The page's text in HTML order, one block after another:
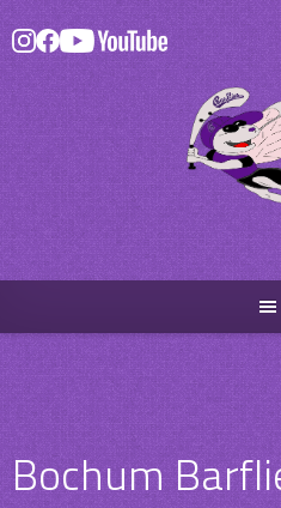
Skip
to
content
Bochum